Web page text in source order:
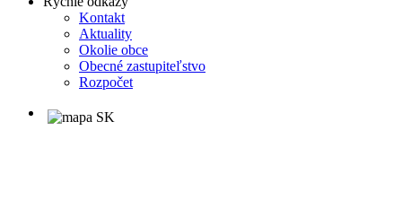
Kontakt
Aktuality
Okolie obce
Obecné zastupiteľstvo
Rozpočet